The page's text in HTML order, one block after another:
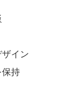
イン
持